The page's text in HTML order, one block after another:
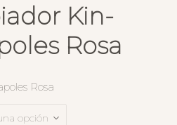
Kin-
Rosa
Rosa